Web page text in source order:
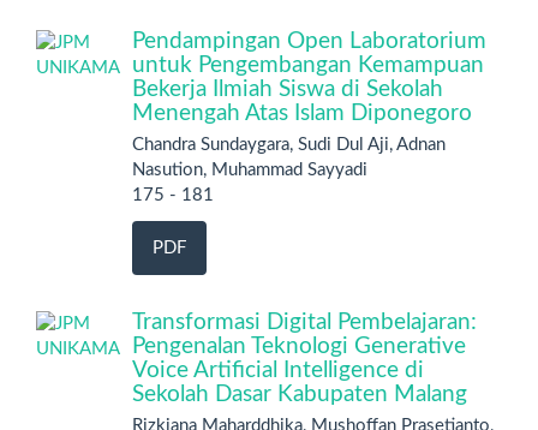
Pendampingan Open Laboratorium
untuk Pengembangan Kemampuan
Bekerja Ilmiah Siswa di Sekolah
Menengah Atas Islam Diponegoro
Chandra Sundaygara, Sudi Dul Aji, Adnan
Nasution, Muhammad Sayyadi
175 - 181
PDF
Transformasi Digital Pembelajaran:
Pengenalan Teknologi Generative
Voice Artificial Intelligence di
Sekolah Dasar Kabupaten Malang
Rizkiana Maharddhika, Mushoffan Prasetianto,